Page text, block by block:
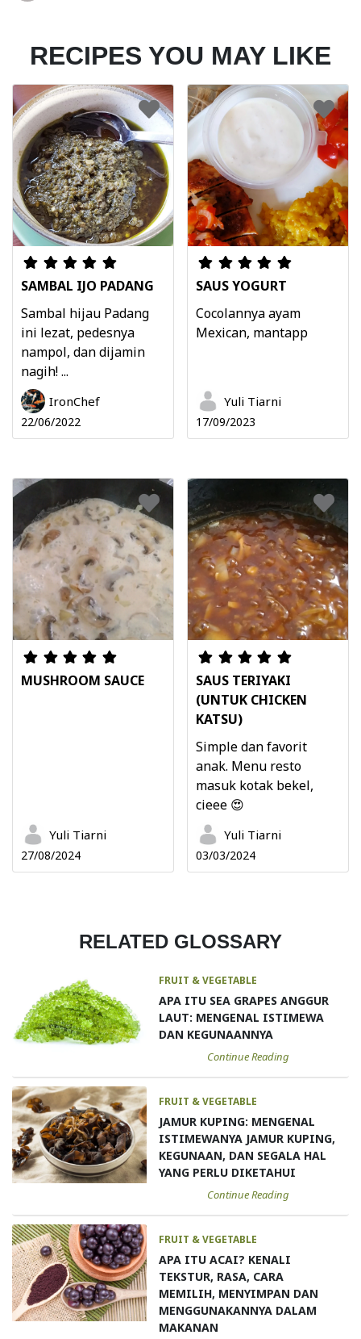
RECIPES YOU MAY LIKE
SAMBAL IJO PADANG
Sambal hijau Padang
ini lezat, pedesnya
nampol, dan dijamin
nagih! ...
IronChef
22/06/2022
SAUS YOGURT
Cocolannya ayam
Mexican, mantapp
Yuli Tiarni
17/09/2023
MUSHROOM SAUCE
Yuli Tiarni
27/08/2024
SAUS TERIYAKI
(UNTUK CHICKEN
KATSU)
Simple dan favorit
anak. Menu resto
masuk kotak bekel,
cieee 😍
Yuli Tiarni
03/03/2024
RELATED GLOSSARY
FRUIT & VEGETABLE
APA ITU SEA GRAPES ANGGUR
LAUT: MENGENAL ISTIMEWA
DAN KEGUNAANNYA
Continue Reading
FRUIT & VEGETABLE
JAMUR KUPING: MENGENAL
ISTIMEWANYA JAMUR KUPING,
KEGUNAAN, DAN SEGALA HAL
YANG PERLU DIKETAHUI
Continue Reading
FRUIT & VEGETABLE
APA ITU ACAI? KENALI
TEKSTUR, RASA, CARA
MEMILIH, MENYIMPAN DAN
MENGGUNAKANNYA DALAM
MAKANAN